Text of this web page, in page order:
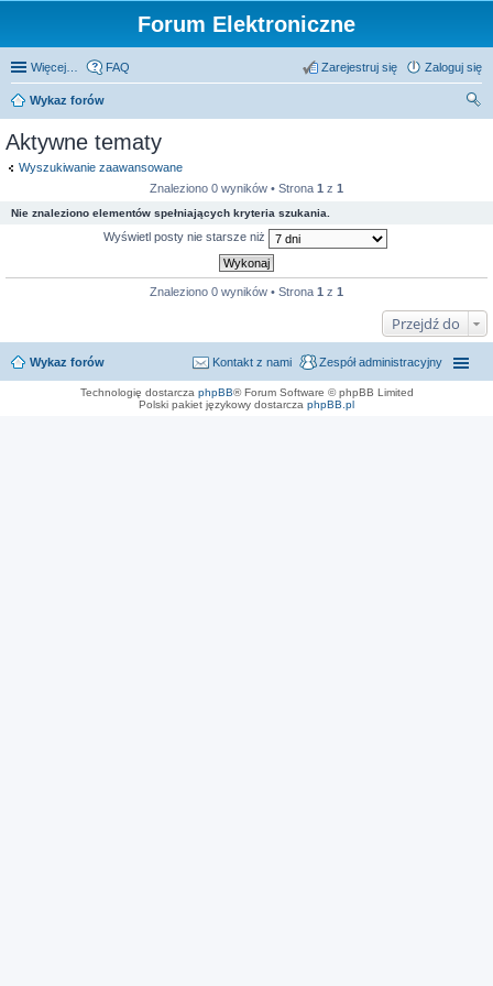
Forum Elektroniczne
Więcej… FAQ Zaloguj się
Zarejestruj się
Wykaz forów
Aktywne tematy
Wyszukiwanie zaawansowane
Znaleziono 0 wyników • Strona 1 z 1
Nie znaleziono elementów spełniających kryteria szukania.
Wyświetl posty nie starsze niż
Znaleziono 0 wyników • Strona 1 z 1
Przejdź do
Wykaz forów Zespół administracyjny
Kontakt z nami
Technologię dostarcza phpBB® Forum Software © phpBB Limited
Polski pakiet językowy dostarcza phpBB.pl